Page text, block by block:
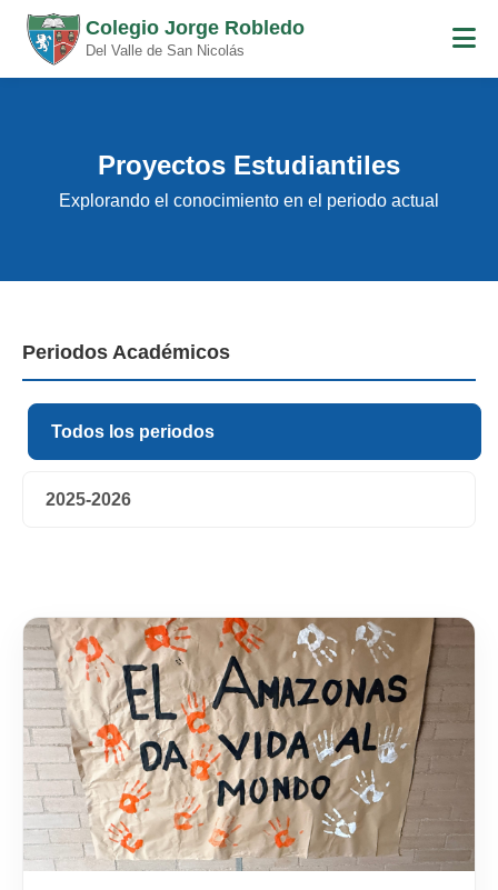
Colegio Jorge Robledo
Del Valle de San Nicolás
Proyectos Estudiantiles
Explorando el conocimiento en el periodo actual
Periodos Académicos
Todos los periodos
2025-2026